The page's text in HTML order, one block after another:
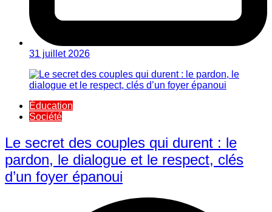
31 juillet 2026
Éducation
Société
Le secret des couples qui durent : le
pardon, le dialogue et le respect, clés
d’un foyer épanoui